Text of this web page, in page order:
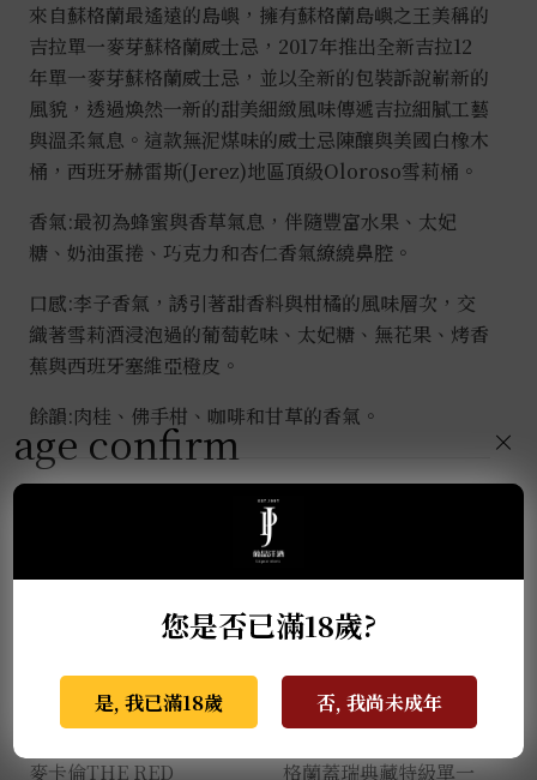
禮
盒
數
量
來自蘇格蘭最遙遠的島嶼，擁有蘇格蘭島嶼之王美稱的
吉拉單一麥芽蘇格蘭威士忌，2017年推出全新吉拉12
年單一麥芽蘇格蘭威士忌，並以全新的包裝訴說嶄新的
風貌，透過煥然一新的甜美細緻風味傳遞吉拉細膩工藝
與溫柔氣息。這款無泥煤味的威士忌陳釀與美國白橡木
桶，西班牙赫雷斯(Jerez)地區頂級Oloroso雪莉桶。
香氣:最初為蜂蜜與香草氣息，伴隨豐富水果、太妃
糖、奶油蛋捲、巧克力和杏仁香氣繚繞鼻腔。
口感:李子香氣，誘引著甜香料與柑橘的風味層次，交
織著雪莉酒浸泡過的葡萄乾味、太妃糖、無花果、烤香
蕉與西班牙塞維亞橙皮。
餘韻:肉桂、佛手柑、咖啡和甘草的香氣。
麥卡倫THE RED
格蘭蓋瑞典藏特級單一
age confirm
您是否已滿18歲?
是, 我已滿18歲 否, 我尚未成年
×